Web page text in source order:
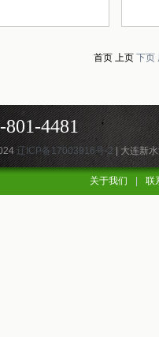
首页 上页 下页
4481
辽ICP备17003916号-2| 大连新
关于我们 联